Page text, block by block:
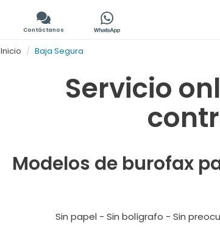
Contáctanos
Inicio Baja Segura
Servicio
Modelos de burofax
Sin papel - Sin bolígrafo - Sin